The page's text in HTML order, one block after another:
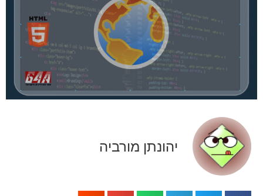
יהונתן מורביה